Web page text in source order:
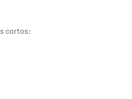
cortos: